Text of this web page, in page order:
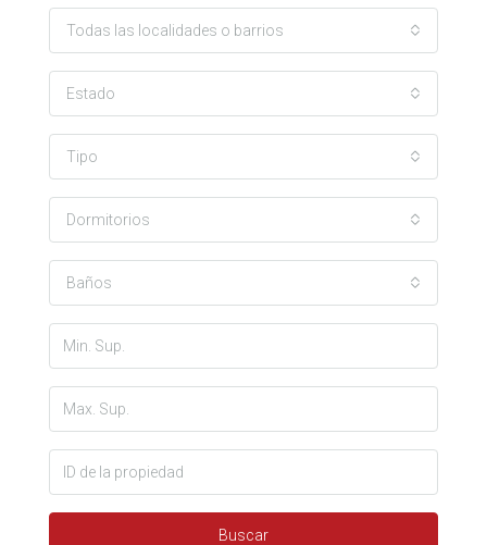
Todas las localidades o barrios
Estado
Tipo
Dormitorios
Baños
Buscar